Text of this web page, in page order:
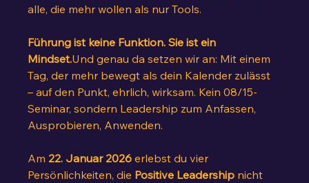
alle, die mehr wollen als nur Tools.
Führung ist keine Funktion. Sie ist ein
Mindset.Und genau da setzen wir an: Mit einem
Tag, der mehr bewegt als dein Kalender zulässt
– auf den Punkt, ehrlich, wirksam. Kein 08/15-
Seminar, sondern Leadership zum Anfassen,
Ausprobieren, Anwenden.
Am 22. Januar 2026 erlebst du vier
Persönlichkeiten, die Positive Leadership nicht